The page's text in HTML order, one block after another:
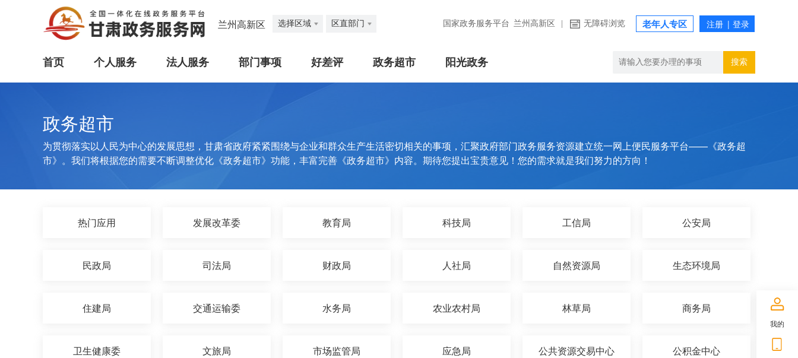
兰州高新区 选择区域 区直部门 国家政务服务平台 兰州高新区 无障碍浏览 老年人专区
首页 个人服务 法人服务 部门事项 好差评 政务超市 阳光政务 搜索
政务超市
为贯彻落实以人民为中心的发展思想，甘肃省政府紧紧围绕与企业和群众生产生活密切相关的事项，汇聚政府部门政务服务资源建立统一网上便民服务平台——《政务超
市》。我们将根据您的需要不断调整优化《政务超市》功能，丰富完善《政务超市》内容。期待您提出宝贵意见！您的需求就是我们努力的方向！
热门应用 发展改革委 教育局 科技局 工信局 公安局
民政局 司法局 财政局 人社局 自然资源局 生态环境局
住建局 交通运输委 水务局 农业农村局 林草局 商务局
卫生健康委 文旅局 市场监管局 应急局 公共资源交易中心 公积金中心
我的